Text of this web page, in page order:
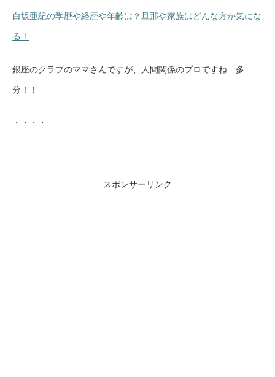
白坂亜紀の学歴や経歴や年齢は？旦那や家族はどんな方か気にな
る！
銀座のクラブのママさんですが、人間関係のプロですね…多
分！！
・・・・
スポンサーリンク